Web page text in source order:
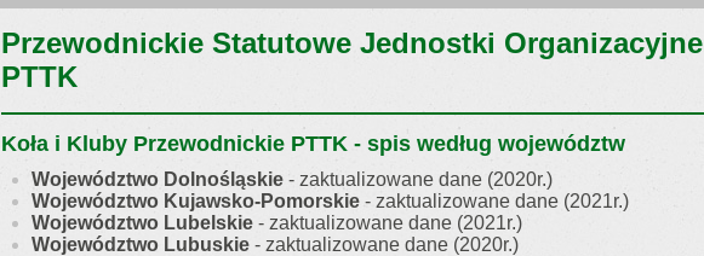
Przewodnickie Statutowe Jednostki Organizacyjne
PTTK
Koła i Kluby Przewodnickie PTTK - spis według województw
Województwo Dolnośląskie - zaktualizowane dane (2020r.)
Województwo Kujawsko-Pomorskie - zaktualizowane dane (2021r.)
Województwo Lubelskie - zaktualizowane dane (2021r.)
Województwo Lubuskie - zaktualizowane dane (2020r.)